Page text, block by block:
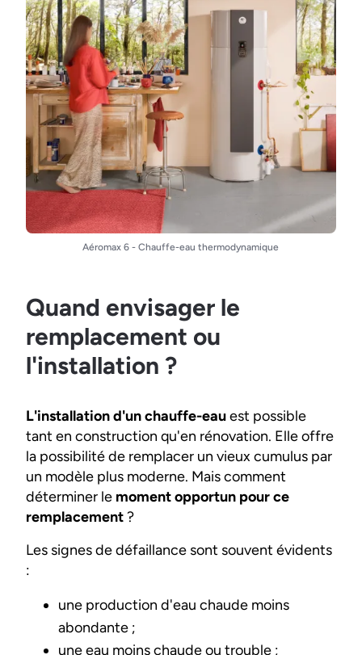
Aéromax 6 - Chauffe-eau thermodynamique
Quand envisager le
remplacement ou
l'installation ?
L'installation d'un chauffe-eauest possible
tant en construction qu'en rénovation. Elle offre
la possibilité de remplacer un vieux cumulus par
un modèle plus moderne. Mais comment
déterminer le moment opportun pour ce
remplacement?
Les signes de défaillance sont souvent évidents
:
une production d'eau chaude moins
abondante ;
une eau moins chaude ou trouble ;